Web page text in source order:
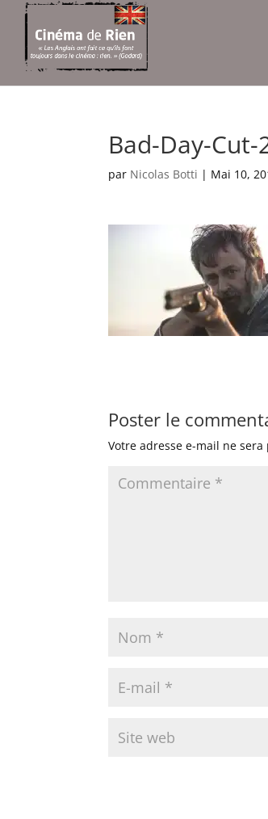
Bad-Day-Cut-
par Nicolas Botti | Mai 10,
Poster le
Votre adresse e-mail ne sera